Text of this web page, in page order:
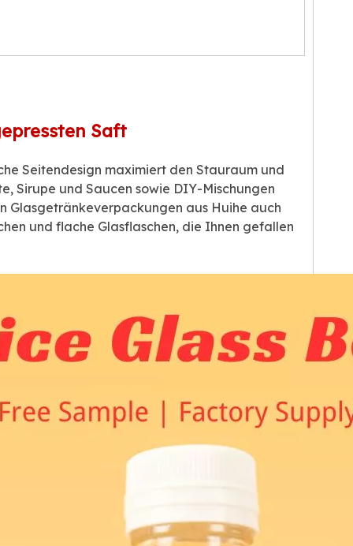
Saft
Seitendesign maximiert den Stauraum und
Sirupe und Saucen sowie DIY-Mischungen
Glasgetränkeverpackungen aus Huihe auch
und flache Glasflaschen, die Ihnen gefallen